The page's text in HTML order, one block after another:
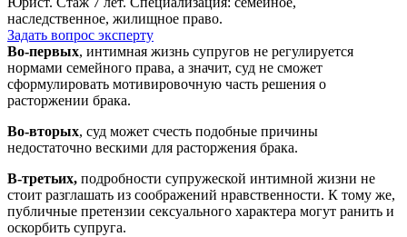
наследственное, жилищное право.
Задать вопрос эксперту
Во-первых, интимная жизнь супругов не регулируется
нормами семейного права, а значит, суд не сможет
сформулировать мотивировочную часть решения о
расторжении брака.
Во-вторых, суд может счесть подобные причины
недостаточно вескими для расторжения брака.
В-третьих, подробности супружеской интимной жизни не
стоит разглашать из соображений нравственности. К тому же,
публичные претензии сексуального характера могут ранить и
оскорбить супруга.